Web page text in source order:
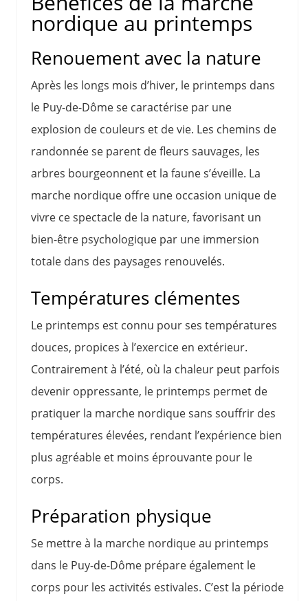
nordique au printemps
Renouement avec la nature
Après les longs mois d’hiver, le printemps dans
le Puy-de-Dôme se caractérise par une
explosion de couleurs et de vie. Les chemins de
randonnée se parent de fleurs sauvages, les
arbres bourgeonnent et la faune s’éveille. La
marche nordique offre une occasion unique de
vivre ce spectacle de la nature, favorisant un
bien-être psychologique par une immersion
totale dans des paysages renouvelés.
Températures clémentes
Le printemps est connu pour ses températures
douces, propices à l’exercice en extérieur.
Contrairement à l’été, où la chaleur peut parfois
devenir oppressante, le printemps permet de
pratiquer la marche nordique sans souffrir des
températures élevées, rendant l’expérience bien
plus agréable et moins éprouvante pour le
corps.
Préparation physique
Se mettre à la marche nordique au printemps
dans le Puy-de-Dôme prépare également le
corps pour les activités estivales. C’est la période